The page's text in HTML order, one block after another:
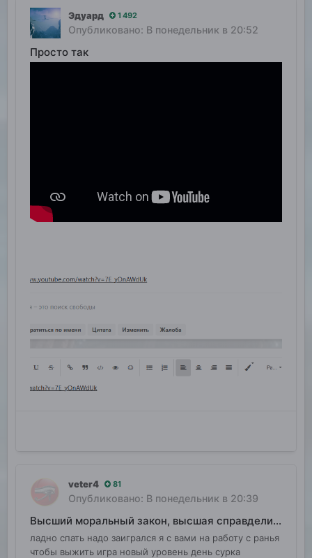
Эдуард 1 492
Опубликовано: В понедельник в 20:52
Просто так
veter4 81
Опубликовано: В понедельник в 20:39
Высший моральный закон, высшая справделивость
ладно спать надо заигрался я с вами на работу с ранья
чтобы выжить игра новый уровень день сурка